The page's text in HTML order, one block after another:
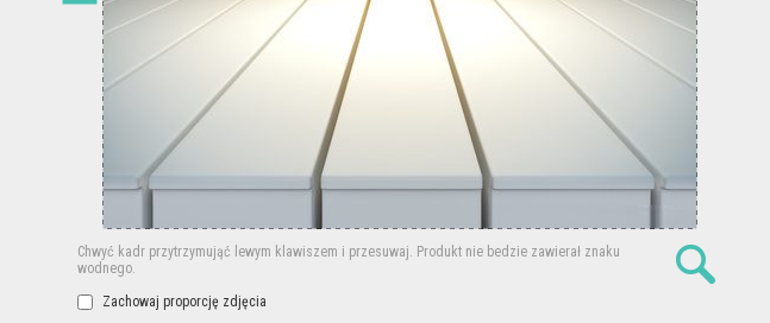
Chwyć kadr przytrzymująć lewym klawiszem i przesuwaj. Produkt nie bedzie zawierał znaku
wodnego.
Zachowaj proporcję zdjęcia